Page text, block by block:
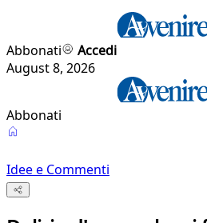
Abbonati
Accedi
August 8, 2026
Abbonati
Idee e Commenti